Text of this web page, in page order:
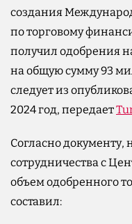
создания
по торговому
получил одобрения
на общую сумму 93
следует из
2024 год, передает
Согласно документу,
сотрудничества с
объем одобренного
составил: